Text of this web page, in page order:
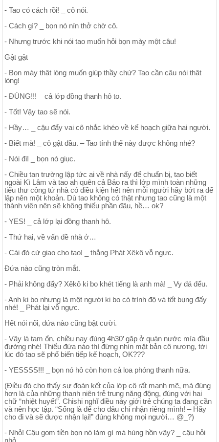
- Tao có cách rồi! _ cô nói.
- Cách gì? _ bọn nó nín thở chờ cô.
- Nhưng trước khi nói tao muốn hỏi bọn mày một câu!
Gật gật
- Bọn mày thật lòng muốn giúp thầy chứ? Tao cần câu nói thật
lòng!
- ĐÚNG!!! _ cả lớp đồng thanh hô to.
- Tốt! Vậy tao sẽ nói.
- Hầy… _ cậu đẩy vai cô nhắc khéo về kế hoạch giữa hai người.
- Biết mà! _ cô gật đầu. – Tao tính thế này được không nhé?
- Nói đi! _ bọn nó giục.
- Chiều tan trường lập tức ai về nhà nấy để chuẩn bị, tao biết
ngoài Kì Lâm và tao ah quên cả Bảo ra thì lớp mình toàn những
tiểu thư công tử nhà có điều kiện hết nên mỗi người hãy bớt ra để
lập nên một khoản. Dù tao không có thật nhưng tao cũng là một
thành viên nên sẽ không thiếu phần đâu, hề… ok?
- YES! _ cả lớp lại đồng thanh hô.
- Thứ hai, về vấn đề nhà ở…
- Cái đó cứ giao cho tao! _ thằng Phát Xêkô vỗ ngực.
Đứa nào cũng tròn mắt.
- Phải không đấy? Xêkô ki bo khét tiếng là anh mà! _ Vy đá đểu.
- Anh ki bo nhưng là một người ki bo có trình độ và tốt bụng đấy
nhé! _ Phát lại vỗ ngực.
Hết nói nổi, đứa nào cũng bật cười.
- Vậy là tạm ổn, chiều nay đúng 4h30’ gặp ở quán nước mía đầu
đường nhé! Thiếu đứa nào thì đừng nhìn mặt bản cô nương, tới
lúc đó tao sẽ phổ biến tiếp kế hoạch, OK???
- YESSSS!!! _ bọn nó hô còn hơn cả loa phóng thanh nữa.
(Điều đó cho thấy sự đoàn kết của lớp cô rất mạnh mẽ, mà đúng
hơn là của những thanh niên trẻ trung năng động, đúng với hai
chữ “nhiệt huyết”. Chishi nghĩ điều này giới trẻ chúng ta đang cần
và nên học tập. “Sống là để cho đâu chỉ nhận riêng mình! – Hãy
cho đi và sẽ được nhận lại!” đúng không mọi người… @_?)
- Nhỏ! Cậu gom tiền bọn nó làm gì mà hùng hồn vậy? _ cậu hỏi
nhỏ.